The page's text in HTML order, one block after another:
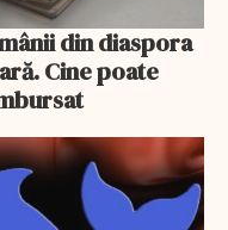
din diaspora
Cine poate